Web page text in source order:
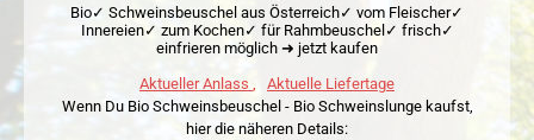
Bio✓ Schweinsbeuschel aus Österreich✓ vom Fleischer✓
Innereien✓ zum Kochen✓ für Rahmbeuschel✓ frisch✓
einfrieren möglich ➜ jetzt kaufen
Aktueller Anlass
Aktuelle Liefertage
Wenn Du Bio Schweinsbeuschel - Bio Schweinslunge kaufst,
hier die näheren Details: